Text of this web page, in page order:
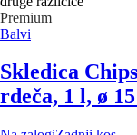
Premium
Balvi
Skledica Chips
rdeča, 1 l, ø